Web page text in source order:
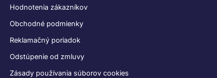
Hodnotenia zákazníkov
Obchodné podmienky
Reklamačný poriadok
Odstúpenie od zmluvy
Zásady používania súborov cookies